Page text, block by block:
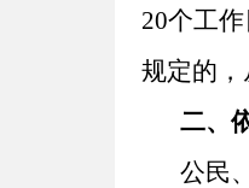
20个工
规定的
二、
公民